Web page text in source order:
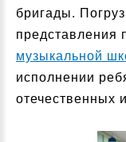
бригады.
представления
музыкальной
исполнении
отечественных